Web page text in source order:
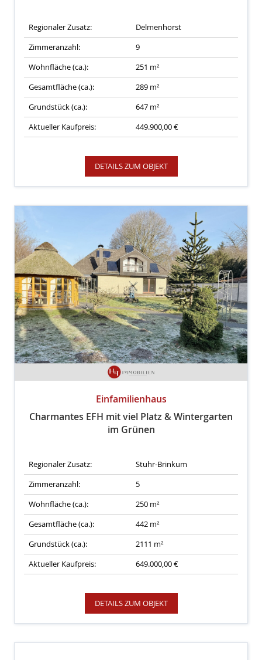
Regionaler Zusatz:
Delmenhorst
Zimmeranzahl:
9
Wohnfläche (ca.):
251 m²
Gesamtfläche (ca.):
289 m²
Grundstück (ca.):
647 m²
Aktueller Kaufpreis:
449.900,00 €
DETAILS ZUM OBJEKT
Einfamilienhaus
Charmantes EFH mit viel Platz & Wintergarten
im Grünen
Regionaler Zusatz:
Stuhr-Brinkum
Zimmeranzahl:
5
Wohnfläche (ca.):
250 m²
Gesamtfläche (ca.):
442 m²
Grundstück (ca.):
2111 m²
Aktueller Kaufpreis:
649.000,00 €
DETAILS ZUM OBJEKT